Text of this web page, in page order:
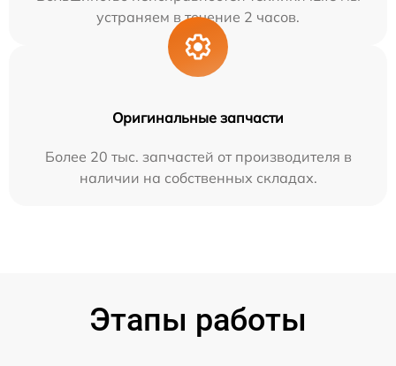
устраняем в течение 2 часов.
Оригинальные запчасти
Более 20 тыс. запчастей от производителя в
наличии на собственных складах.
Этапы работы